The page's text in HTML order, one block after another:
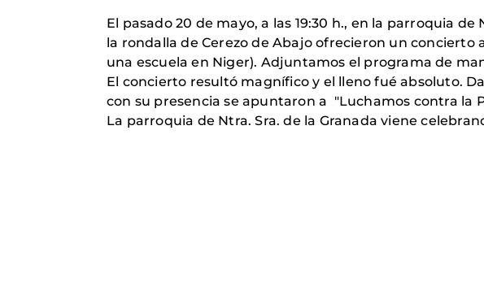
El pasado 20 de mayo, a las 19:30 h., en la parroquia de
la rondalla de Cerezo de Abajo ofrecieron un
una escuela en Niger). Adjuntamos el programa de
El concierto resultó magnífico y el lleno fué absoluto.
con su presencia se apuntaron a "Luchamos contra la
La parroquia de Ntra. Sra. de la Granada viene